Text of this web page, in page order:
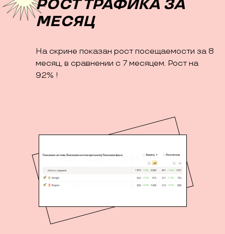
РОСТ ТРАФИКА ЗА
МЕСЯЦ
На скрине показан рост посещаемости за 8
месяц, в сравнении с 7 месяцем. Рост на
92% !